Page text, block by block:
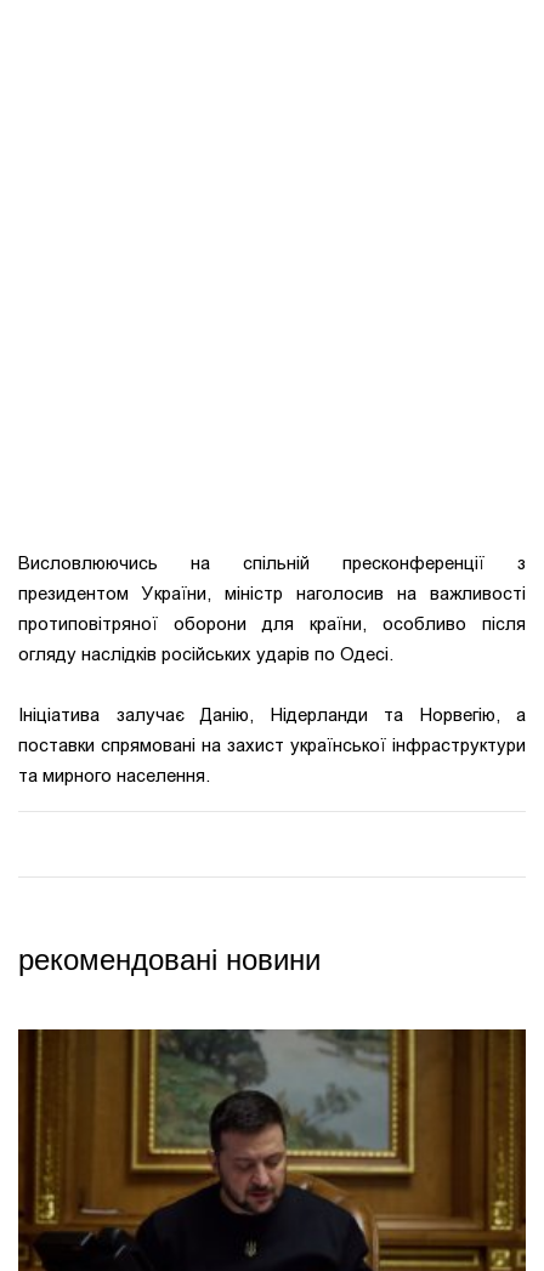
Висловлюючись на спільній пресконференції з
президентом України, міністр наголосив на важливості
протиповітряної оборони для країни, особливо після
огляду наслідків російських ударів по Одесі.
Ініціатива залучає Данію, Нідерланди та Норвегію, а
поставки спрямовані на захист української інфраструктури
та мирного населення.
рекомендовані новини